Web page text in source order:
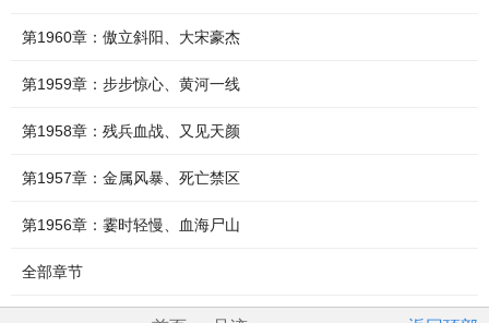
第1960章：傲立斜阳、大宋豪杰
第1959章：步步惊心、黄河一线
第1958章：残兵血战、又见天颜
第1957章：金属风暴、死亡禁区
第1956章：霎时轻慢、血海尸山
全部章节